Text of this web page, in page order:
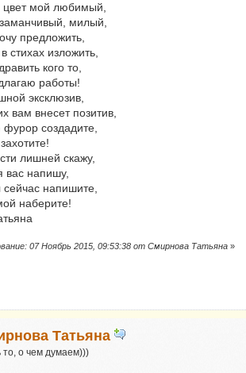
цвет мой любимый,
милый,
предложить,
стихах изложить,
кого то,
работы!
эксклюзив,
вам внесет позитив,
создадите,
лишней скажу,
вас напишу,
напишите,
наберите!
07 Ноябрь 2015, 09:53:38 от Смирнова Татьяна»
Татьяна
то, о чем думаем)))